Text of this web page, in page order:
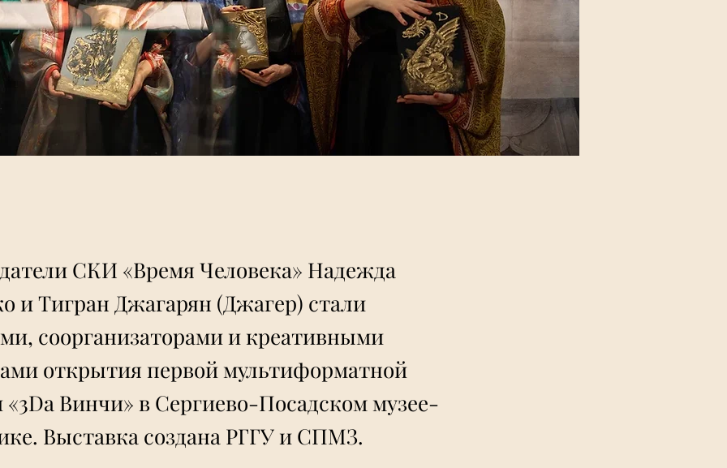
СКИ «Время Человека» Надежда
и Тигран Джагарян (Джагер) стали
соорганизаторами и креативными
открытия первой мультиформатной
Винчи» в Сергиево-Посадском музее-
Выставка создана РГГУ и СПМЗ.